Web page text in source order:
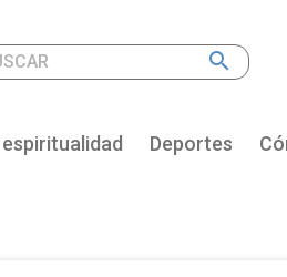
search
Deportes